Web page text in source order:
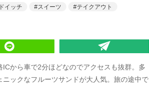
イッチ スイーツ
テイクアウト
から車で2分ほどなのでアクセスも抜群。多
ックなフルーツサンドが大人気。旅の途中で